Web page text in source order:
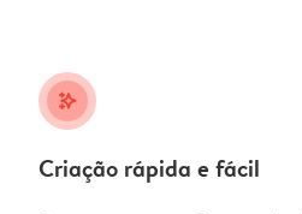
stars_plus
Criação rápida e fácil